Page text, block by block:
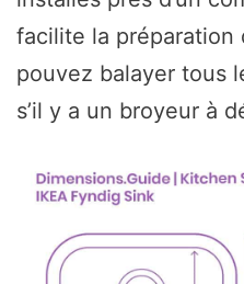
facilite la préparation
pouvez balayer tous
s’il y a un broyeur à